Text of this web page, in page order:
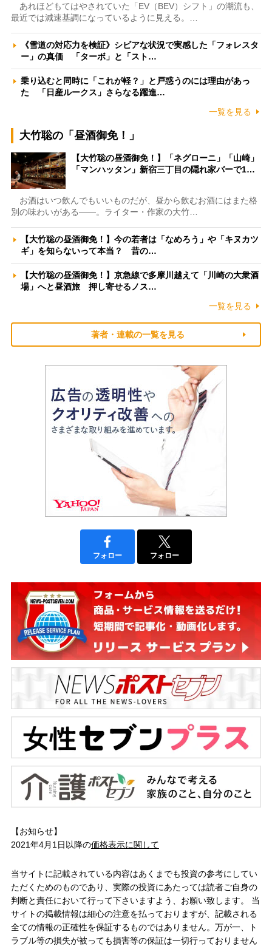
あれほどもてはやされていた「EV（BEV）シフト」の潮流も、
最近では減速基調になっているように見える。…
《雪道の対応力を検証》シビアな状況で実感した「フォレスタ
ー」の真価 「ターボ」と「スト…
乗り込むと同時に「これが軽？」と戸惑うのには理由があっ
た 「日産ルークス」さらなる躍進…
一覧を見る
大竹聡の「昼酒御免！」
【大竹聡の昼酒御免！】「ネグローニ」「山崎」
「マンハッタン」新宿三丁目の隠れ家バーで1…
お酒はいつ飲んでもいいものだが、昼から飲むお酒にはまた格
別の味わいがある――。ライター・作家の大竹…
【大竹聡の昼酒御免！】今の若者は「なめろう」や「キヌカツ
ギ」を知らないって本当？ 昔の…
【大竹聡の昼酒御免！】京急線で多摩川越えて「川崎の大衆酒
場」へと昼酒旅 押し寄せるノス…
一覧を見る
著者・連載の一覧を見る
フォロー フォロー
【お知らせ】
2021年4月1日以降の価格表示に関して
当サイトに記載されている内容はあくまでも投資の参考にしてい
ただくためのものであり、実際の投資にあたっては読者ご自身の
判断と責任において行って下さいますよう、お願い致します。 当
サイトの掲載情報は細心の注意を払っておりますが、記載される
全ての情報の正確性を保証するものではありません。万が一、ト
ラブル等の損失が被っても損害等の保証は一切行っておりません